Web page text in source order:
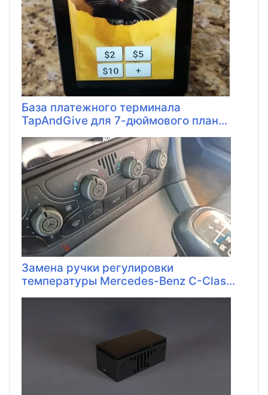
База платежного терминала
TapAndGive для 7-дюймового план...
Замена ручки регулировки
температуры Mercedes-Benz C-Clas...